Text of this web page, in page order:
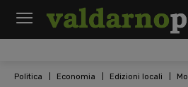
Politica Economia Edizioni locali